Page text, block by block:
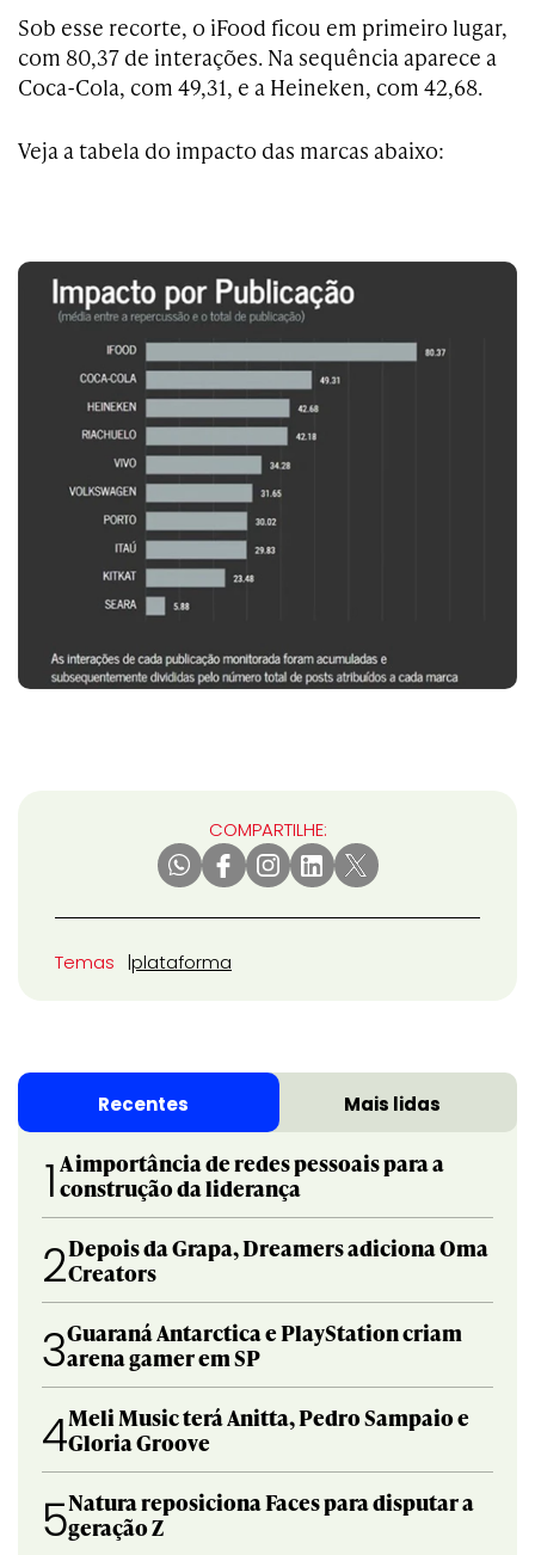
Sob esse recorte, o iFood ficou em primeiro lugar,
com 80,37 de interações. Na sequência aparece a
Coca-Cola, com 49,31, e a Heineken, com 42,68.
Veja a tabela do impacto das marcas abaixo:
COMPARTILHE:
Temas plataforma
Recentes Mais lidas
1 A importância de redes pessoais para a
construção da liderança
2Depois da Grapa, Dreamers adiciona Oma
Creators
3Guaraná Antarctica e PlayStation criam
arena gamer em SP
4Meli Music terá Anitta, Pedro Sampaio e
Gloria Groove
5Natura reposiciona Faces para disputar a
geração Z